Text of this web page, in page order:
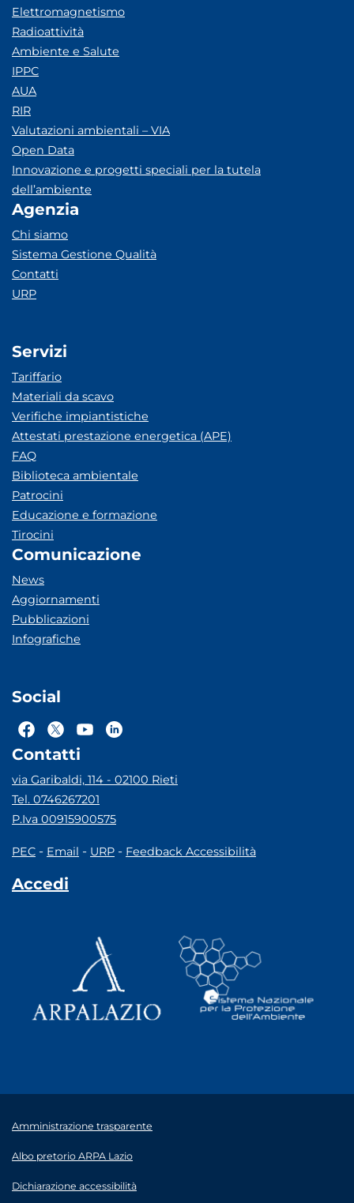
Elettromagnetismo
Radioattività
Ambiente e Salute
IPPC
AUA
RIR
Valutazioni ambientali – VIA
Open Data
Innovazione e progetti speciali per la tutela
dell’ambiente
Agenzia
Chi siamo
Sistema Gestione Qualità
Contatti
URP
Servizi
Tariffario
Materiali da scavo
Verifiche impiantistiche
Attestati prestazione energetica (APE)
FAQ
Biblioteca ambientale
Patrocini
Educazione e formazione
Tirocini
Comunicazione
News
Aggiornamenti
Pubblicazioni
Infografiche
Social
Contatti
via Garibaldi, 114 - 02100 Rieti
Tel. 0746267201
P.Iva 00915900575
PEC - Email - URP - Feedback Accessibilità
Accedi
Amministrazione trasparente
Albo pretorio ARPA Lazio
Dichiarazione accessibilità